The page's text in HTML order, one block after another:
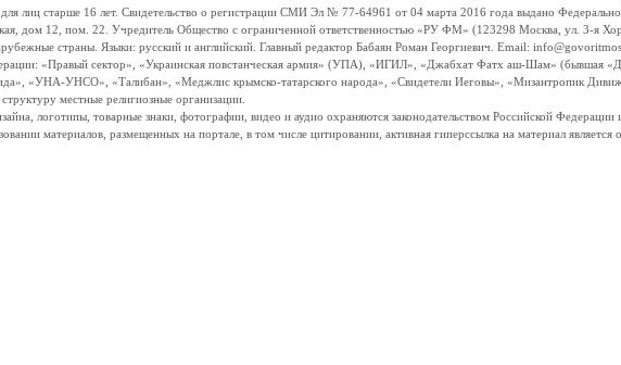
старше 16 лет. Свидетельство о регистрации СМИ Эл № 77-64961 от 04 марта 2016 года выдано
дом 12, пом. 22. Учредитель Общество с ограниченной ответственностью «РУ ФМ» (123298 Москва, ул. 3-я
страны. Языки: русский и английский. Главный редактор Бабаян Роман Георгиевич. Email:
«Правый сектор», «Украинская повстанческая армия» (УПА), «ИГИЛ», «Джабхат Фатх аш-Шам» (бывшая
«УНА-УНСО», «Талибан», «Меджлис крымско-татарского народа», «Свидетели Иеговы», «Мизантропик
местные религиозные организации.
логотипы, товарные знаки, фотографии, видео и аудио охраняются законодательством Российской
материалов, размещенных на портале, в том числе цитировании, активная гиперссылка на материал